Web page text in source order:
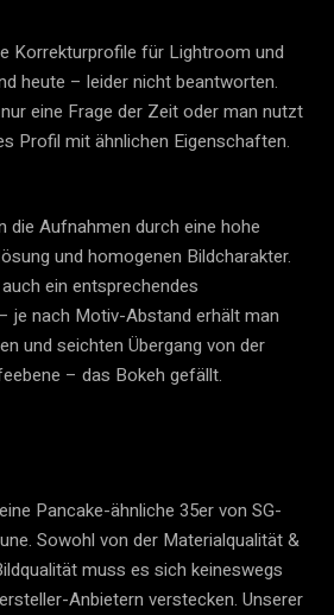
Korrekturprofile für Lightroom und
heute – leider nicht beantworten.
eine Frage der Zeit oder man nutzt
Profil mit ähnlichen Eigenschaften.
die Aufnahmen durch eine hohe
und homogenen Bildcharakter.
ein entsprechendes
je nach Motiv-Abstand erhält man
und seichten Übergang von der
– das Bokeh gefällt.
Pancake-ähnliche 35er von SG-
Sowohl von der Materialqualität &
muss es sich keineswegs
Anbietern verstecken. Unserer